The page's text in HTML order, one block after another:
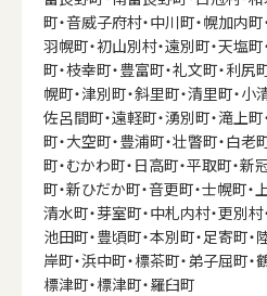
町・音威子府村・中川町・幌加内町
羽幌町・初山別村・遠別町・天塩
町・枝幸町・豊富町・礼文町・利尻
幌町・津別町・斜里町・清里町・小
佐呂間町・遠軽町・湧別町・滝上
町・大空町・豊浦町・壮瞥町・白老
町・むかわ町・日高町・平取町・新
町・新ひだか町・音更町・士幌町・
清水町・芽室町・中札内村・更別村
池田町・豊頃町・本別町・足寄町・
岸町・浜中町・標茶町・弟子屈町・
標津町・標津町・羅臼町